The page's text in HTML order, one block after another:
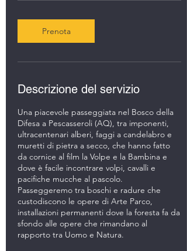
Prenota
Descrizione del servizio
Una piacevole passeggiata nel Bosco della
Difesa a Pescasseroli (AQ), tra imponenti,
ultracentenari alberi, faggi a candelabro e
muretti di pietra a secco, che hanno fatto
da cornice al film la Volpe e la Bambina e
dove è facile incontrare volpi, cavalli e
pacifiche mucche al pascolo.
Passeggeremo tra boschi e radure che
custodiscono le opere di Arte Parco,
installazioni permanenti dove la foresta fa da
sfondo alle opere che rimandano al
rapporto tra Uomo e Natura.